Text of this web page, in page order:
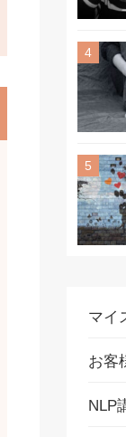
マイ
お客
NLP